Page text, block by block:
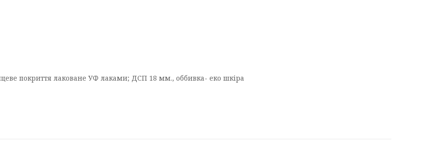
покриття лаковане УФ лаками; ДСП 18 мм., оббивка- еко шкіра